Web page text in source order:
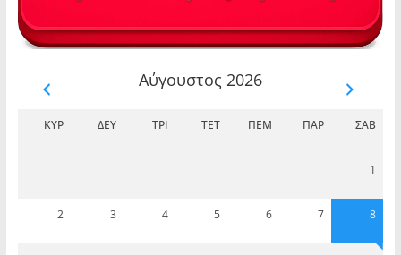
Αύγουστος 2026
ΚΥΡ ΔΕΥ ΤΡΊ ΤΕΤ ΠΈΜ ΠΑΡ ΣΆΒ
1
2 3 4 5 6 7 8